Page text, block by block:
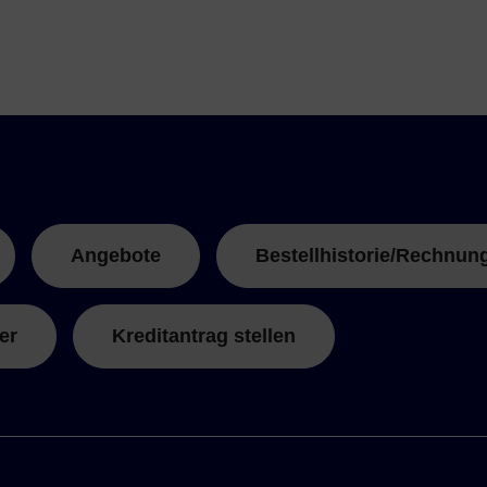
Angebote Bestellhistorie/
Kreditantrag stellen